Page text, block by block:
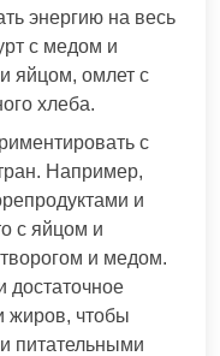
энергию на весь
с медом и
яйцом, омлет с
хлеба.
с
Например,
и
с яйцом и
и медом.
достаточное
жиров, чтобы
питательными